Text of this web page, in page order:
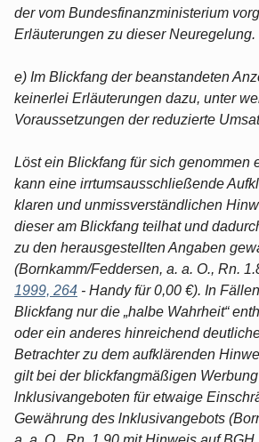
der vom Bundesfinanzministerium
Erläuterungen zu dieser Neuregelung.
e) Im Blickfang der beanstandeten
keinerlei Erläuterungen dazu, unter
Voraussetzungen der reduzierte
Löst ein Blickfang für sich genommen
kann eine irrtumsausschließende
klaren und unmissverständlichen
dieser am Blickfang teilhat und
zu den herausgestellten Angaben
(Bornkamm/Feddersen, a. a. O., Rn.
1999, 264 - Handy für 0,00 €). In
Blickfang nur die „halbe Wahrheit“
oder ein anderes hinreichend
Betrachter zu dem aufklärenden
gilt bei der blickfangmäßigen
lnklusivangeboten für etwaige
Gewährung des lnklusivangebots